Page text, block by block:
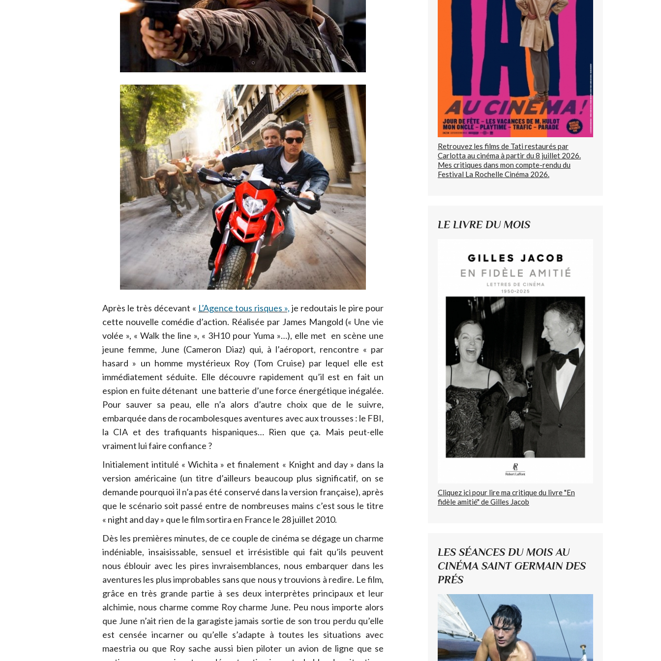
Après le très décevant « L’Agence tous risques », je redoutais le pire pour
cette nouvelle comédie d’action. Réalisée par James Mangold (« Une vie
volée », « Walk the line », « 3H10 pour Yuma »…), elle met en scène une
jeune femme, June (Cameron Diaz) qui, à l’aéroport, rencontre « par
hasard » un homme mystérieux Roy (Tom Cruise) par lequel elle est
immédiatement séduite. Elle découvre rapidement qu’il est en fait un
espion en fuite détenant une batterie d’une force énergétique inégalée.
Pour sauver sa peau, elle n’a alors d’autre choix que de le suivre,
embarquée dans de rocambolesques aventures avec aux trousses : le FBI,
la CIA et des trafiquants hispaniques… Rien que ça. Mais peut-elle
vraiment lui faire confiance ?
Initialement intitulé « Wichita » et finalement « Knight and day » dans la
version américaine (un titre d’ailleurs beaucoup plus significatif, on se
demande pourquoi il n’a pas été conservé dans la version française), après
que le scénario soit passé entre de nombreuses mains c’est sous le titre
« night and day » que le film sortira en France le 28 juillet 2010.
Dès les premières minutes, de ce couple de cinéma se dégage un charme
indéniable, insaisissable, sensuel et irrésistible qui fait qu’ils peuvent
nous éblouir avec les pires invraisemblances, nous embarquer dans les
aventures les plus improbables sans que nous y trouvions à redire. Le film,
grâce en très grande partie à ses deux interprètes principaux et leur
alchimie, nous charme comme Roy charme June. Peu nous importe alors
que June n’ait rien de la garagiste jamais sortie de son trou perdu qu’elle
est censée incarner ou qu’elle s’adapte à toutes les situations avec
maestria ou que Roy sache aussi bien piloter un avion de ligne que se
Retrouvez les films de Tati restaurés par
Carlotta au cinéma à partir du 8 juillet 2026.
Mes critiques dans mon compte-rendu du
Festival La Rochelle Cinéma 2026.
LE LIVRE DU MOIS
Cliquez ici pour lire ma critique du livre "En
fidèle amitié" de Gilles Jacob
LES SÉANCES DU MOIS AU
CINÉMA SAINT GERMAIN DES
PRÉS